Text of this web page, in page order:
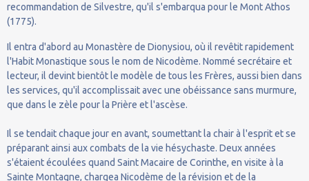
recommandation de Silvestre, qu'il s'embarqua pour le Mont Athos
(1775).
Il entra d'abord au Monastère de Dionysiou, où il revêtit rapidement
l'Habit Monastique sous le nom de Nicodème. Nommé secrétaire et
lecteur, il devint bientôt le modèle de tous les Frères, aussi bien dans
les services, qu'il accomplissait avec une obéissance sans murmure,
que dans le zèle pour la Prière et l'ascèse.
Il se tendait chaque jour en avant, soumettant la chair à l'esprit et se
préparant ainsi aux combats de la vie hésychaste. Deux années
s'étaient écoulées quand Saint Macaire de Corinthe, en visite à la
Sainte Montagne, chargea Nicodème de la révision et de la